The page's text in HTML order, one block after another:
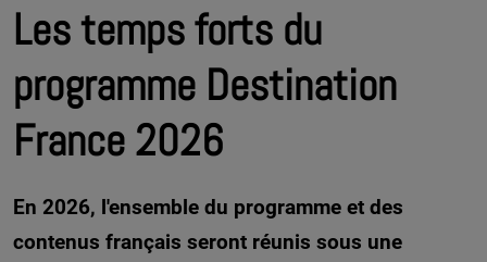
Les temps forts du
programme Destination
France 2026
En 2026, l'ensemble du programme et des
contenus français seront réunis sous une